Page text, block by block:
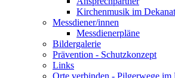
Kirchenmusik im Dekanat
Messdiener/innen
Messdienerpläne
Bildergalerie
Prävention - Schutzkonzept
Links
Orte verbinden - Pilgerwege im